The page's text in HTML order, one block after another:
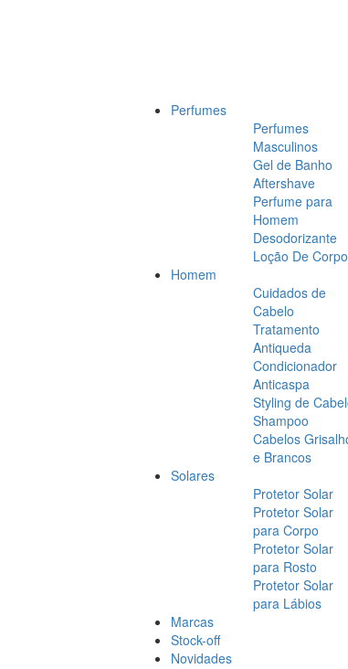
Perfumes
Perfumes
Masculinos
Gel de Banho
Aftershave
Perfume para
Homem
Desodorizante
Loção De Corpo
Homem
Cuidados de
Cabelo
Tratamento
Antiqueda
Condicionador
Anticaspa
Styling de
Shampoo
Cabelos
e Brancos
Solares
Protetor Solar
Protetor Solar
para Corpo
Protetor Solar
para Rosto
Protetor Solar
para Lábios
Marcas
Stock-off
Novidades